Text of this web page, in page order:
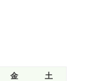
金
土